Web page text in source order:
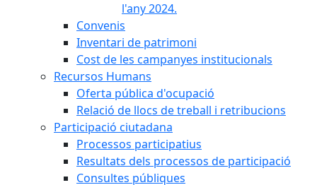
l'any 2024.
Convenis
Inventari de patrimoni
Cost de les campanyes institucionals
Recursos Humans
Oferta pública d'ocupació
Relació de llocs de treball i retribucions
Participació ciutadana
Processos participatius
Resultats dels processos de participació
Consultes públiques